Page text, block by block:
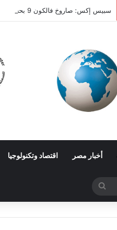
سبيس إكس: صاروخ فالكون 9 بحجم حافلة مدرسية يصطدم بالقمر ويترك حفرة جديدة
أخبار مصر اقتصاد وتكنولوجيا
عن